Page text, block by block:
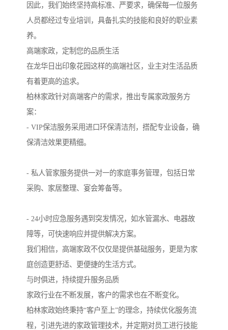
因此，我们始终坚持高标准、严要求，确保每一位服务
人员都经过专业培训，具备扎实的技能和良好的职业素
养。
高端家政，定制您的品质生活
在龙华日出印象花园这样的高端社区，业主对生活品质
有着更高的追求。
柏林家政针对高端客户的需求，推出专属家政服务方
案：
- VIP保洁服务采用进口环保清洁剂，搭配专业设备，确
保清洁效果更精细。
- 私人管家服务提供一对一的家庭事务管理，包括日常
采购、家居整理、宴会筹备等。
- 24小时应急服务遇到突发情况，如水管漏水、电器故
障等，可快速响应并提供解决方案。
我们相信，高端家政不仅仅是提供基础服务，更是为家
庭创造更舒适、更便捷的生活方式。
与时俱进，持续提升服务品质
家政行业在不断发展，客户的需求也在不断变化。
柏林家政始终秉持“客户至上”的理念，持续优化服务流
程，引进先进的家政管理技术，并定期对员工进行技能